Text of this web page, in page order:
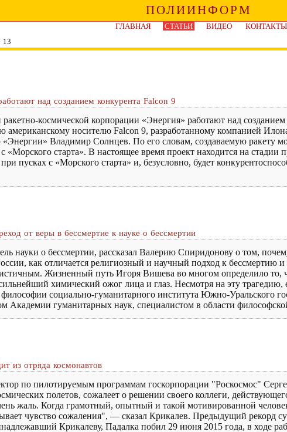
ПОЛИИНФОРМ
ГЛАВНАЯ СТАТЬИ ВИДЕО
КОНТАКТЫ
13
над созданием конкурента Falcon 9
космической корпорации «Энергия» работают над созданием
американскому носителю Falcon 9, разработанному компанией
«Энергии» Владимир Солнцев. По его словам, создаваемую ракету
«Морского старта». В настоящее время проект находится на стадии
пусках с «Морского старта» и, безусловно, будет
от веры в бессмертие к науке о бессмертии
науки о бессмертии, рассказал Валерию Спиридонову о том,
как отличается религиозный и научный подход к бессмертию и
Жизненный путь Игоря Вишева во многом определило то,
химический ожог лица и глаз. Несмотря на эту трагедию,
социально-гуманитарного института Южно-Уральского
Академии гуманитарных наук, специалистом в области
из отряда космонавтов
по пилотируемым программам госкорпорации "Роскосмос"
полетов, сожалеет о решении своего коллеги,
жаль. Когда грамотный, опытный и такой мотивированной
чувство сожаления", — сказал Крикалев. Предыдущий рекорд
Крикалеву, Падалка побил 29 июня 2015 года, в ходе